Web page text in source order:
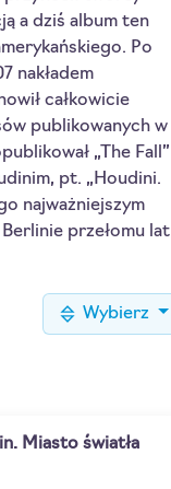
a dziś album ten
Po
nakładem
całkowicie
publikowanych w
„The Fall”
pt. „Houdini.
najważniejszym
przełomu lat
Wybierz
Miasto światła